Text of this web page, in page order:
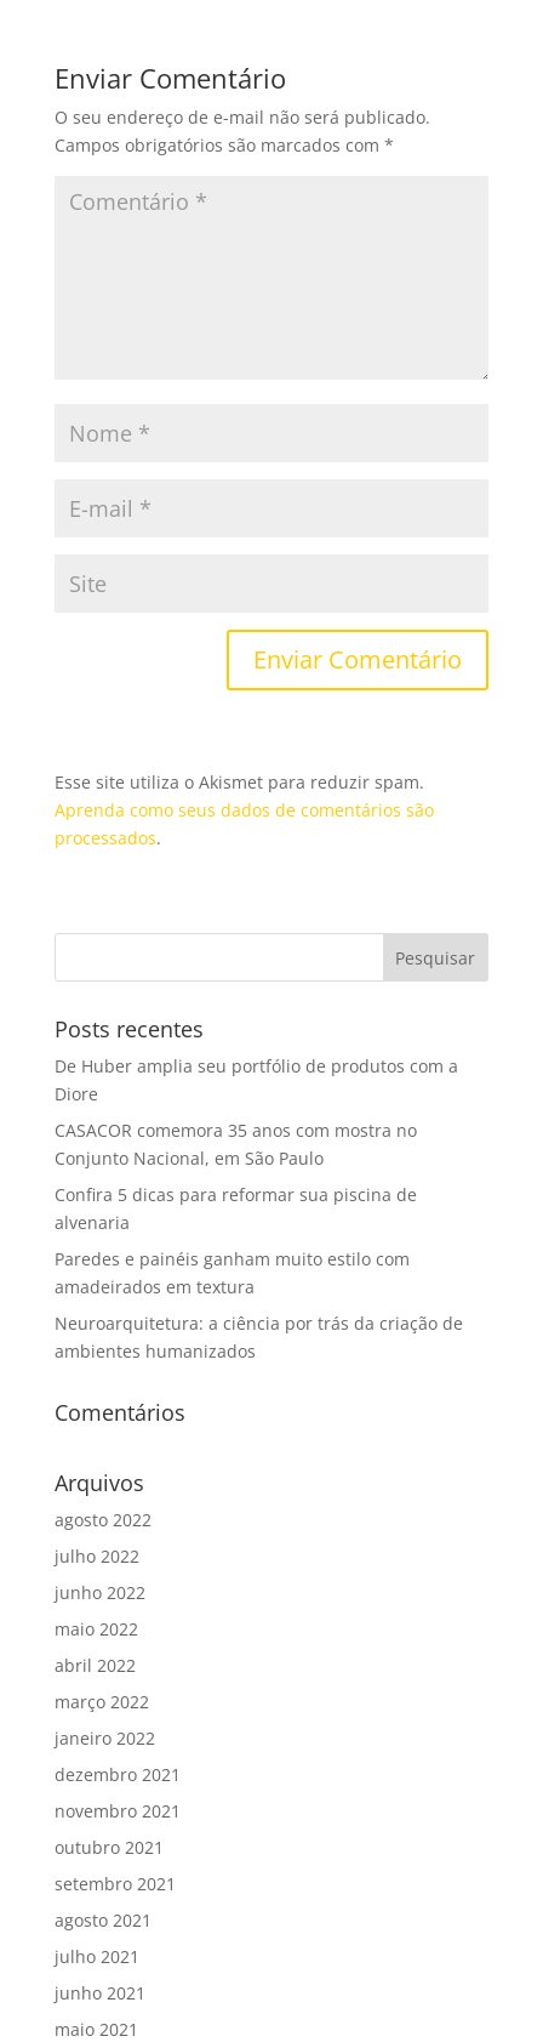
Enviar Comentário
O seu endereço de e-mail não será publicado.
Campos obrigatórios são marcados com *
Esse site utiliza o Akismet para reduzir spam.
Aprenda como seus dados de comentários são
processados.
Posts recentes
De Huber amplia seu portfólio de produtos com a
Diore
CASACOR comemora 35 anos com mostra no
Conjunto Nacional, em São Paulo
Confira 5 dicas para reformar sua piscina de
alvenaria
Paredes e painéis ganham muito estilo com
amadeirados em textura
Neuroarquitetura: a ciência por trás da criação de
ambientes humanizados
Comentários
Arquivos
agosto 2022
julho 2022
junho 2022
maio 2022
abril 2022
março 2022
janeiro 2022
dezembro 2021
novembro 2021
outubro 2021
setembro 2021
agosto 2021
julho 2021
junho 2021
maio 2021